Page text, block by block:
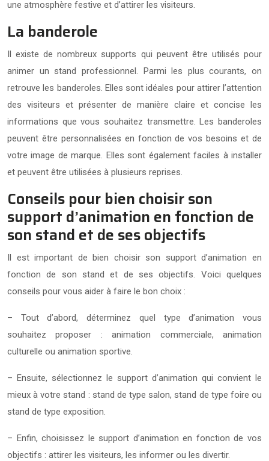
une atmosphère festive et d’attirer les visiteurs.
La banderole
Il existe de nombreux supports qui peuvent être utilisés pour
animer un stand professionnel. Parmi les plus courants, on
retrouve les banderoles. Elles sont idéales pour attirer l’attention
des visiteurs et présenter de manière claire et concise les
informations que vous souhaitez transmettre. Les banderoles
peuvent être personnalisées en fonction de vos besoins et de
votre image de marque. Elles sont également faciles à installer
et peuvent être utilisées à plusieurs reprises.
Conseils pour bien choisir son
support d’animation en fonction de
son stand et de ses objectifs
Il est important de bien choisir son support d’animation en
fonction de son stand et de ses objectifs. Voici quelques
conseils pour vous aider à faire le bon choix :
– Tout d’abord, déterminez quel type d’animation vous
souhaitez proposer : animation commerciale, animation
culturelle ou animation sportive.
– Ensuite, sélectionnez le support d’animation qui convient le
mieux à votre stand : stand de type salon, stand de type foire ou
stand de type exposition.
– Enfin, choisissez le support d’animation en fonction de vos
objectifs : attirer les visiteurs, les informer ou les divertir.